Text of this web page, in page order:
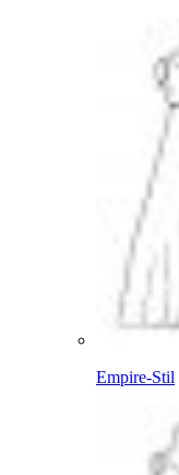
Empire-Stil